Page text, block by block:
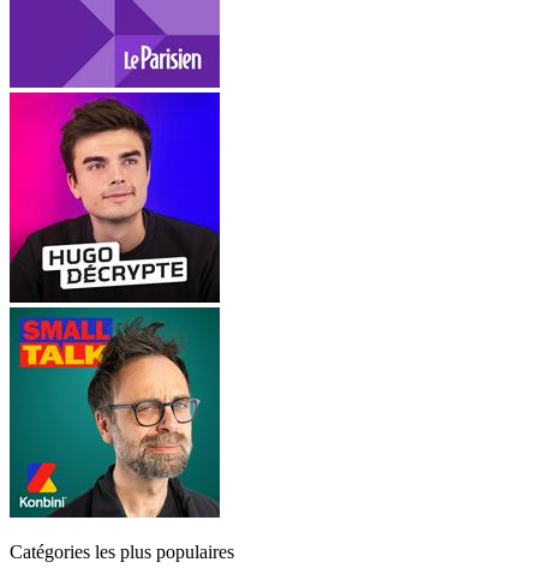
Catégories les plus populaires